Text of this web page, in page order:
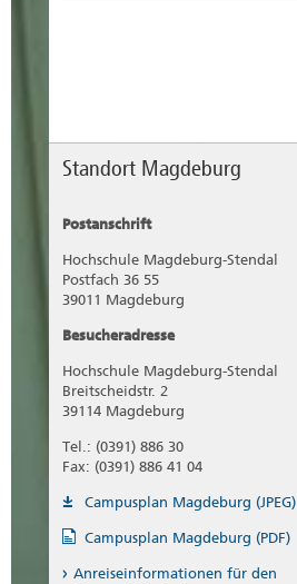
Standort Magdeburg
Postanschrift
Hochschule Magdeburg-Stendal
Postfach 36 55
39011 Magdeburg
Besucheradresse
Hochschule Magdeburg-Stendal
Breitscheidstr. 2
39114 Magdeburg
Tel.: (0391) 886 30
Fax: (0391) 886 41 04
Campusplan Magdeburg (JPEG)
Campusplan Magdeburg (PDF)
Anreiseinformationen für den